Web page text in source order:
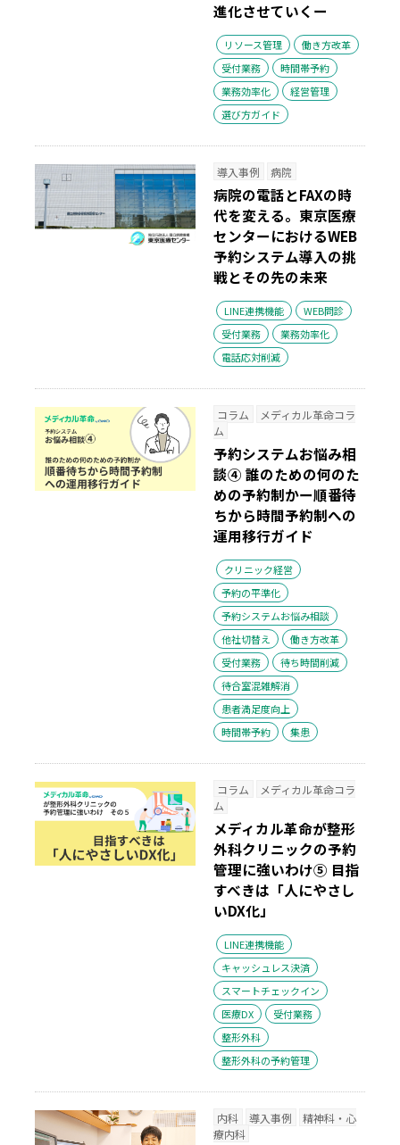
進化させていくー
リソース管理
働き方改革
受付業務
時間帯予約
業務効率化
経営管理
選び方ガイド
導入事例 病院
病院の電話とFAXの時
代を変える。東京医療
センターにおけるWEB
予約システム導入の挑
戦とその先の未来
LINE連携機能
WEB問診
受付業務
業務効率化
電話応対削減
コラム
メディカル革命コラ
ム
予約システムお悩み相
談④ 誰のための何のた
めの予約制かー順番待
ちから時間予約制への
運用移行ガイド
クリニック経営
予約の平準化
予約システムお悩み相談
他社切替え
働き方改革
受付業務
待ち時間削減
待合室混雑解消
患者満足度向上
時間帯予約
集患
コラム
メディカル革命コラ
ム
メディカル革命が整形
外科クリニックの予約
管理に強いわけ⑤ 目指
すべきは「人にやさし
いDX化」
LINE連携機能
キャッシュレス決済
スマートチェックイン
医療DX
受付業務
整形外科
整形外科の予約管理
内科 導入事例
精神科・心
療内科